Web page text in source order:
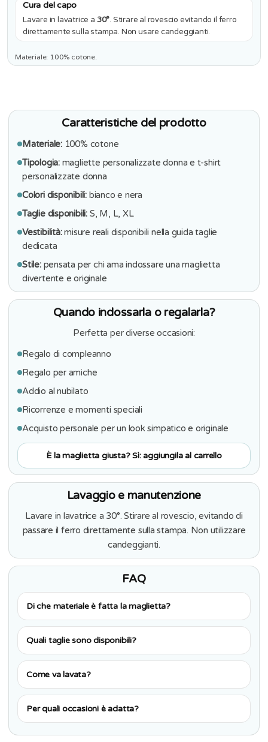
Cura del capo
Lavare in lavatrice a 30°. Stirare al rovescio evitando il ferro
direttamente sulla stampa. Non usare candeggianti.
Materiale: 100% cotone.
Caratteristiche del prodotto
Materiale:100% cotone
Tipologia:magliette personalizzate donna e t-shirt
personalizzate donna
Colori disponibili: bianco e nera
Taglie disponibili: S, M, L, XL
Vestibilità:misure reali disponibili nella guida taglie
dedicata
Stile:pensata per chi ama indossare una maglietta
divertente e originale
Quando indossarla o regalarla?
Perfetta per diverse occasioni:
Regalo di compleanno
Regalo per amiche
Addio al nubilato
Ricorrenze e momenti speciali
Acquisto personale per un look simpatico e originale
È la maglietta giusta? Sì: aggiungila al carrello
Lavaggio e manutenzione
Lavare in lavatrice a 30°. Stirare al rovescio, evitando di
passare il ferro direttamente sulla stampa. Non utilizzare
candeggianti.
FAQ
Di che materiale è fatta la maglietta?
Quali taglie sono disponibili?
Come va lavata?
Per quali occasioni è adatta?